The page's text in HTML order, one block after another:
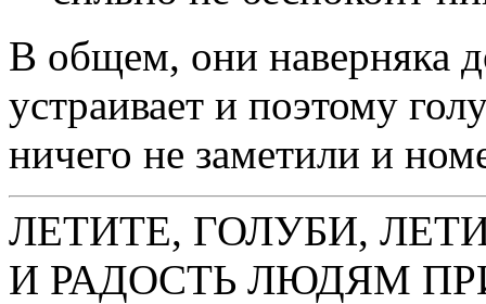
В общем, они наверняка
устраивает и поэтому
ничего не заметили и
ЛЕТИТЕ, ГОЛУБИ,
И РАДОСТЬ ЛЮДЯМ